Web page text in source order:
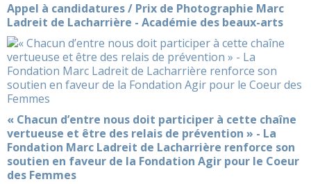
Appel à candidatures / Prix de Photographie Marc
Ladreit de Lacharrière - Académie des beaux-arts
« Chacun d’entre nous doit participer à cette chaîne
vertueuse et être des relais de prévention » - La
Fondation Marc Ladreit de Lacharrière renforce son
soutien en faveur de la Fondation Agir pour le Coeur
des Femmes